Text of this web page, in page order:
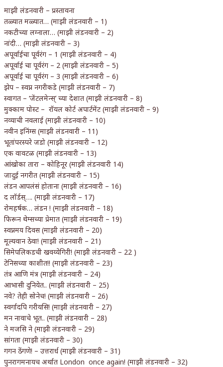
माझी लंडनवारी – प्रस्तावना
तळ्यात मळ्यात… (माझी लंडनवारी – 1)
नकटीच्या लग्नाला… (माझी लंडनवारी – 2)
नांदी… (माझी लंडनवारी – 3)
अपूर्वाईचा पूर्वरंग – 1 (माझी लंडनवारी – 4)
अपूर्वाई चा पूर्वरंग – 2 (माझी लंडनवारी – 5)
अपूर्वाई चा पूर्वरंग – 3 (माझी लंडनवारी – 6)
झेप – स्वप्न नगरीकडे (माझी लंडनवारी – 7)
स्वागत – ‘जेंटलमेन्स्’ च्या देशात (माझी लंडनवारी – 8)
मुक्काम पोस्ट – रॉयल कोर्ट अपार्टमेंट (माझी लंडनवारी – 9)
नव्याची नवलाई (माझी लंडनवारी – 10)
नवीन इनिंग्स (माझी लंडनवारी – 11)
भूतांपरस्परे जडो (माझी लंडनवारी – 12)
एक वावटळ (माझी लंडनवारी – 13)
आंखोका तारा – कोहिनूर (माझी लंडनवारी 14)
जादुई नगरीत (माझी लंडनवारी – 15)
लंडन आपलंसं होताना (माझी लंडनवारी – 16)
द लॉर्डस्…. (माझी लंडनवारी – 17)
रोमहर्षक… लंडन ! (माझी लंडनवारी – 18)
फिरून थेम्सच्या प्रेमात (माझी लंडनवारी – 19)
स्वप्नमय दिवस (माझी लंडनवारी – 20)
मूल्यवान ठेवा! (माझी लंडनवारी – 21)
सिमेपलिकडची खवय्येगिरी! (माझी लंडनवारी – 22 )
टेनिसच्या काशीत!! (माझी लंडनवारी – 23)
तंत्र आणि मंत्र (माझी लंडनवारी – 24)
आभासी दुनियेत.. (माझी लंडनवारी – 25)
नवे? तेही सोनेच! (माझी लंडनवारी – 26)
स्वर्गादपि गरीयसि! (माझी लंडनवारी – 27)
मन नावाचे भूत.. (माझी लंडनवारी – 28)
ने मजसि ने (माझी लंडनवारी – 29)
सांगता (माझी लंडनवारी – 30)
गगन ठेंगणे! – उत्तरार्ध (माझी लंडनवारी – 31)
पुनरागमनायच अर्थात London once again! (माझी लंडनवारी – 32)